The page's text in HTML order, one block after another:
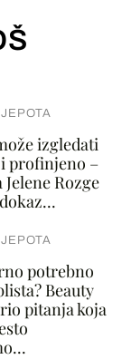
izgledati
profinjeno –
Rozge
potrebno
Beauty
pitanja koja